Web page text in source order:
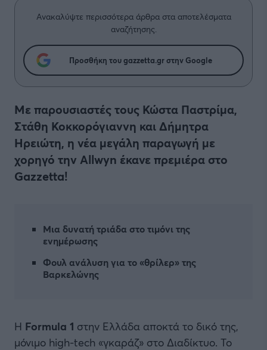
Ανακαλύψτε περισσότερα άρθρα στα αποτελέσματα
αναζήτησης.
Προσθήκη του gazzetta.gr στην Google
Με παρουσιαστές τους Κώστα Παστρίμα,
Στάθη Κοκκορόγιαννη και Δήμητρα
Ηρειώτη, η νέα μεγάλη παραγωγή με
χορηγό την Allwyn έκανε πρεμιέρα στο
Gazzetta!
Μια δυνατή τριάδα στο τιμόνι της
ενημέρωσης
Φουλ ανάλυση για το «θρίλερ» της
Βαρκελώνης
Η Formula 1 στην Ελλάδα αποκτά το δικό της,
μόνιμο high-tech «γκαράζ» στο Διαδίκτυο. Το